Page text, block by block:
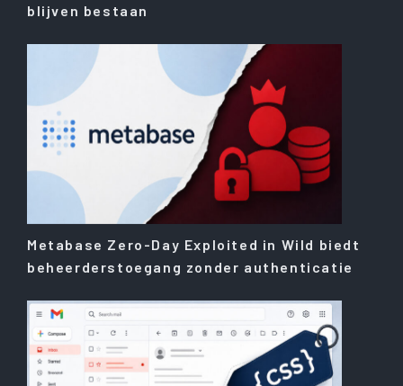
blijven bestaan
Metabase Zero-Day Exploited in Wild biedt
beheerderstoegang zonder authenticatie